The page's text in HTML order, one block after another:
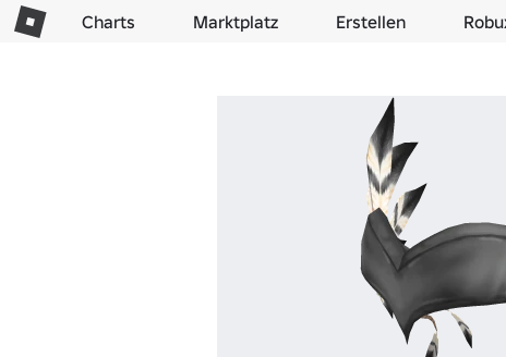
Charts Marktplatz Erstellen